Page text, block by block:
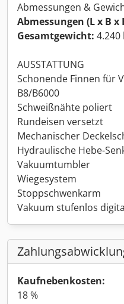
Abmessungen &
Abmessungen (L x B x
Gesamtgewicht: 4.240
AUSSTATTUNG
Schonende Finnen für
B8/B6000
Schweißnähte poliert
Rundeisen versetzt
Mechanischer
Hydraulische Hebe-
Vakuumtumbler
Wiegesystem
Stoppschwenkarm
Vakuum stufenlos
Kaufnebenkosten:
18 %